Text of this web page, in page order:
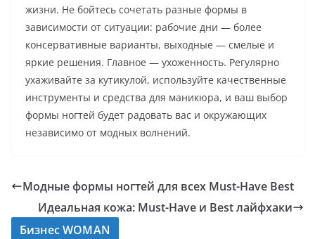
жизни. Не бойтесь сочетать разные формы в
зависимости от ситуации: рабочие дни — более
консервативные варианты, выходные — смелые и
яркие решения. Главное — ухоженность. Регулярно
ухаживайте за кутикулой, используйте качественные
инструменты и средства для маникюра, и ваш выбор
формы ногтей будет радовать вас и окружающих
независимо от модных волнений.
Модные формы ногтей для всех Must-Have Best
Идеальная кожа: Must-Have и Best лайфхаки
Бизнес WOMAN